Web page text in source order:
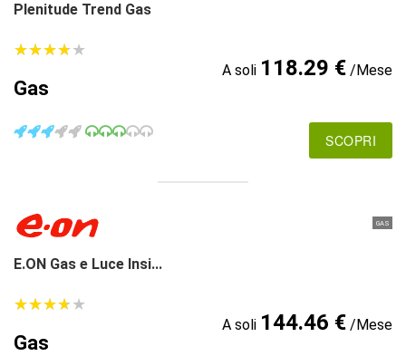
Plenitude Trend Gas
★★★★★
★★★★★
Gas
A soli 118.29 €/Mese
SCOPRI
GAS
E.ON Gas e Luce Insi...
★★★★★
★★★★★
Gas
A soli 144.46 €/Mese